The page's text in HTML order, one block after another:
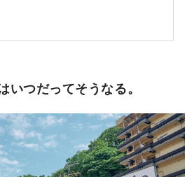
いつだってそうなる。